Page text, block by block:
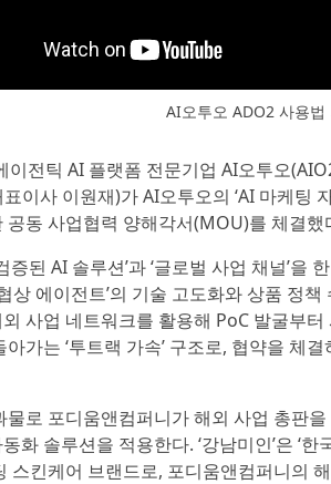
AI오투오 ADO2 사용법
이전틱 AI 플랫폼 전문기업 AI오투오
이사 이원재)가 AI오투오의 ‘AI 마케팅
공동 사업협력 양해각서(MOU)를 체결했
증된 AI 솔루션’과 ‘글로벌 사업 채널’을
상 에이전트’의 기술 고도화와 상품 정
사업 네트워크를 활용해 PoC 발굴부
가는 ‘투트랙 가속’ 구조로, 협약을 체
로 포디움앤컴퍼니가 해외 사업 총판
화 솔루션을 적용한다. ‘강남미인’은 ‘
스킨케어 브랜드로, 포디움앤컴퍼니의